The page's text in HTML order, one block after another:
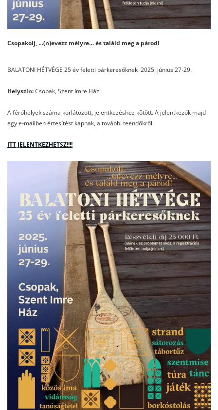
Csopakolj, …(n)evezz mélyre… és találd meg a párod!
BALATONI HÉTVÉGE 25 év feletti párkeresőknek 2025. június 27-29.
Helyszín:Csopak, Szent Imre Ház
A férőhelyek száma korlátozott, jelentkezéshez kötött. A jelentkezők majd
egy e-mailben értesítést kapnak, a további teendőkről.
ITT JELENTKEZHETSZ!!!!